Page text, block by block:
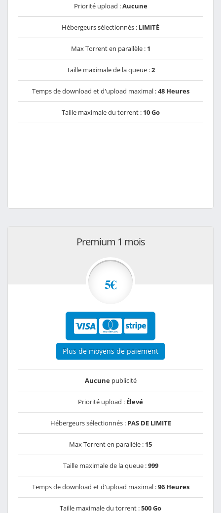
Priorité upload :Aucune
Hébergeurs sélectionnés : LIMITÉ
Max Torrent en parallèle : 1
Taille maximale de la queue :2
Temps de download et d'upload maximal :48 Heures
Taille maximale du torrent : 10 Go
Premium 1 mois
5€
Plus de moyens de paiement
Aucunepublicité
Priorité upload : Élevé
Hébergeurs sélectionnés : PAS DE LIMITE
Max Torrent en parallèle : 15
Taille maximale de la queue :999
Temps de download et d'upload maximal :96 Heures
Taille maximale du torrent :500 Go